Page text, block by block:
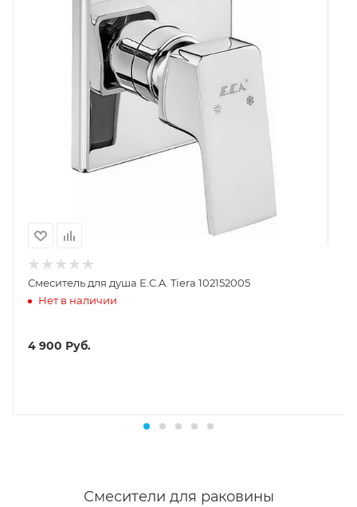
Смеситель для душа E.C.A. Tiera 102152005
Нет в наличии
4 900 Руб.
Смесители для раковины